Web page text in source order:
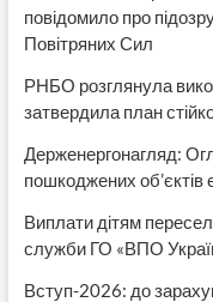
повідомило про
Повітряних Сил
РНБО розглянула
затвердила план
Держенергонагляд:
пошкоджених об’єктів
Виплати дітям
служби ГО «ВПО
Вступ-2026: до